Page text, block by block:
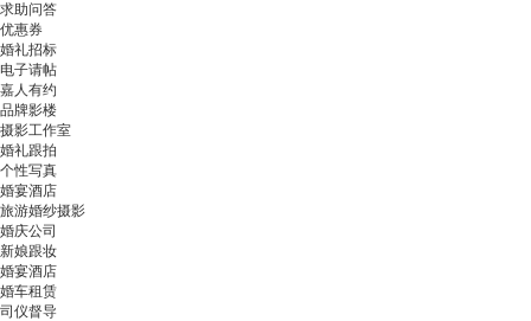
求助问答
优惠券
婚礼招标
电子请帖
嘉人有约
品牌影楼
摄影工作室
婚礼跟拍
个性写真
婚宴酒店
旅游婚纱摄影
婚庆公司
新娘跟妆
婚宴酒店
婚车租赁
司仪督导